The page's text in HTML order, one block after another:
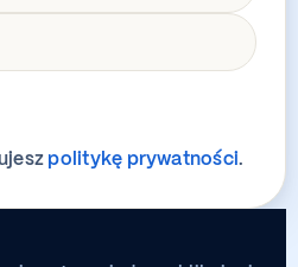
politykę prywatności.